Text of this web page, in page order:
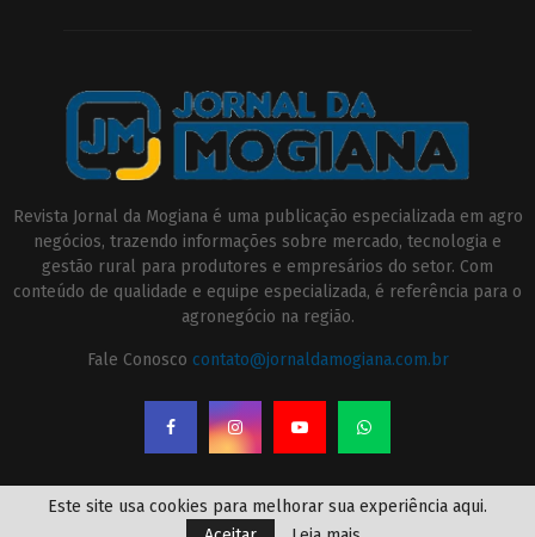
Revista Jornal da Mogiana é uma publicação especializada em agro
negócios, trazendo informações sobre mercado, tecnologia e
gestão rural para produtores e empresários do setor. Com
conteúdo de qualidade e equipe especializada, é referência para o
agronegócio na região.
Fale Conosco contato@jornaldamogiana.com.br
Este site usa cookies para melhorar sua experiência aqui.